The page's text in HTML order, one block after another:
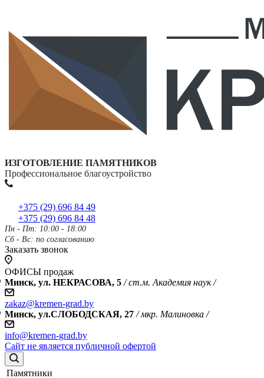
ИЗГОТОВЛЕНИЕ ПАМЯТНИКОВ
Профессиональное благоустройство
+375 (29) 696 84 49
+375 (29) 696 84 48
Пн - Пт: 10:00 - 18:00
Сб - Вс: по согласованию
Заказать звонок
ОФИСЫ продаж
Минск, ул. НЕКРАСОВА, 5 / ст.м. Академия наук /
zakaz@kremen-grad.by
Минск, ул.СЛОБОДСКАЯ, 27 / мкр. Малиновка /
info@kremen-grad.by
Сайт не является публичной офертой
Памятники